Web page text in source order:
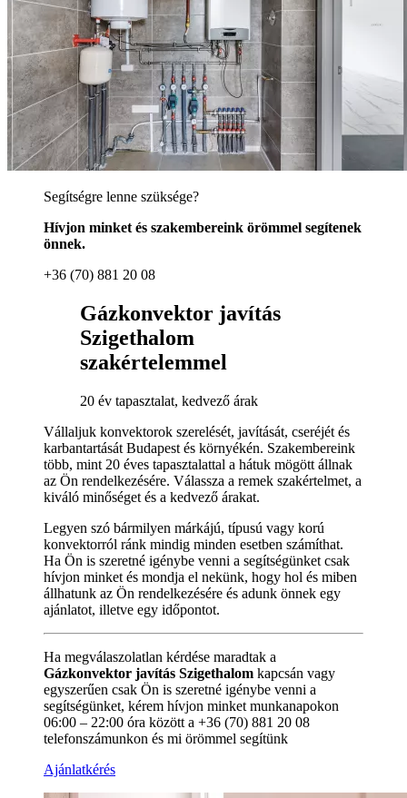
Segítségre lenne szüksége?
Hívjon minket és szakembereink örömmel segítenek
önnek.
+36 (70) 881 20 08
Gázkonvektor javítás
Szigethalom
szakértelemmel
20 év tapasztalat, kedvező árak
Vállaljuk konvektorok szerelését, javítását, cseréjét és
karbantartását Budapest és környékén. Szakembereink
több, mint 20 éves tapasztalattal a hátuk mögött állnak
az Ön rendelkezésére. Válassza a remek szakértelmet, a
kiváló minőséget és a kedvező árakat.
Legyen szó bármilyen márkájú, típusú vagy korú
konvektorról ránk mindig minden esetben számíthat.
Ha Ön is szeretné igénybe venni a segítségünket csak
hívjon minket és mondja el nekünk, hogy hol és miben
állhatunk az Ön rendelkezésére és adunk önnek egy
ajánlatot, illetve egy időpontot.
Ha megválaszolatlan kérdése maradtak a
Gázkonvektor javítás Szigethalom kapcsán vagy
egyszerűen csak Ön is szeretné igénybe venni a
segítségünket, kérem hívjon minket munkanapokon
06:00 – 22:00 óra között a +36 (70) 881 20 08
telefonszámunkon és mi örömmel segítünk
Ajánlatkérés